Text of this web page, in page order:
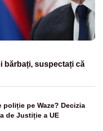
bărbați, suspectați că
poliție pe Waze? Decizia
de Justiție a UE